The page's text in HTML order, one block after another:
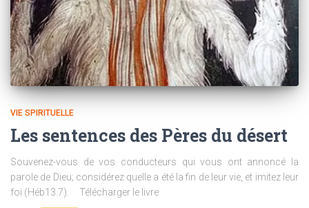
VIE SPIRITUELLE
Les sentences des Pères du désert
Souvenez-vous de vos conducteurs qui vous ont annoncé la
parole de Dieu; considérez quelle a été la fin de leur vie, et imitez leur
foi (Héb13.7). Télécharger le livre